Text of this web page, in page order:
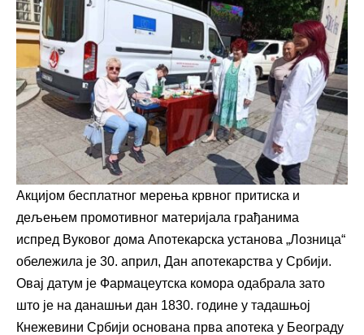
Акцијом бесплатног мерења крвног притиска и
дељењем промотивног материјала грађанима
испред Вуковог дома Апотекарска установа „Лозница“
обележила је 30. април, Дан апотекарства у Србији.
Овај датум је Фармацеутска комора одабрала зато
што је на данашњи дан 1830. године у тадашњој
Кнежевини Србији основана прва апотека у Београду